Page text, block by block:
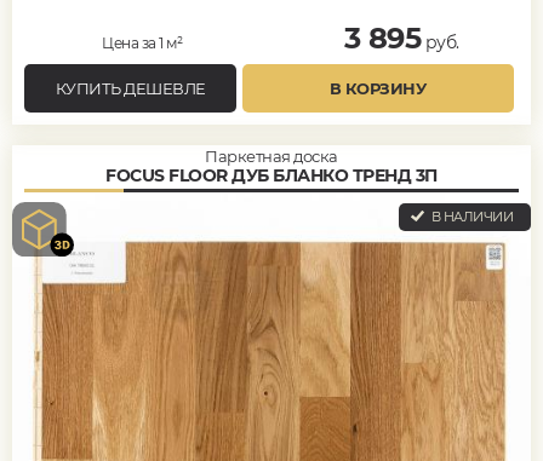
Цена за 1 м² 3 895руб.
КУПИТЬ ДЕШЕВЛЕ В КОРЗИНУ
Паркетная доска
FOCUS FLOOR ДУБ БЛАНКО ТРЕНД 3П
В НАЛИЧИИ